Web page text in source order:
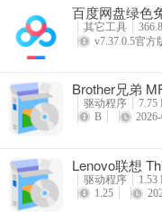
详情
详
百度网盘绿色
其它工具
v7.37.0.5官方
Brother兄弟
驱动
驱动程序
7.75
B
Lenovo联想
笔记本BIOS
驱动程序
1.53
1.25